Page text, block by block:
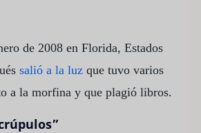
de 2008 en Florida, Estados
salió a la luz que tuvo varios
a la morfina y que plagió libros.